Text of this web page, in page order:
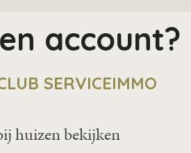
account?
SERVICEIMMO
huizen bekijken